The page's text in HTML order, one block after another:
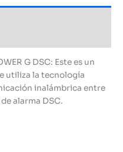
G DSC: Este es un
utiliza la tecnología
inalámbrica entre
alarma DSC.